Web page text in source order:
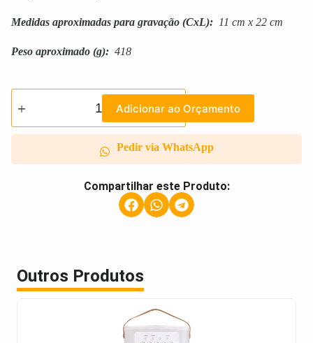
Medidas aproximadas para gravação (CxL): 11 cm x 22 cm
Peso aproximado (g): 418
Adicionar ao Orçamento
Pedir via WhatsApp
Compartilhar este Produto:
Outros Produtos